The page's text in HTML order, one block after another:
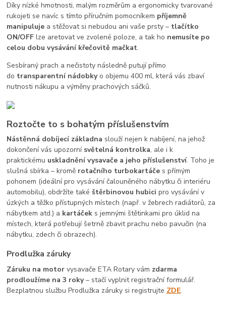
Díky nízké hmotnosti, malým rozměrům a ergonomicky tvarované
rukojeti se navíc s tímto příručním pomocníkem příjemně
manipuluje a stěžovat si nebudou ani vaše prsty – tlačítko
ON/OFFlze aretovat ve zvolené poloze, a tak ho nemusíte po
celou dobu vysávání křečovitě mačkat.
Sesbíraný prach a nečistoty následně putují přímo
do transparentní nádobkyo objemu 400 ml, která vás zbaví
nutnosti nákupu a výměny prachových sáčků.
Roztočte to s bohatým příslušenstvím
Nástěnná dobíjecí základna slouží nejen k nabíjení, na jehož
dokončení vás upozorní světelná kontrolka, ale i k
praktickému uskladnění vysavače a jeho příslušenství. Toho je
slušná sbírka – kromě rotačního turbokartáče s přímým
pohonem (ideální pro vysávání čalouněného nábytku či interiéru
automobilu), obdržíte takéštěrbinovou hubici pro vysávání v
úzkých a těžko přístupných místech (např. v žebrech radiátorů, za
nábytkem atd.) a kartáček s jemnými štětinkami pro úklid na
místech, která potřebují šetrně zbavit prachu nebo pavučin (na
nábytku, zdech či obrazech).
Prodlužka záruky
Záruku na motorvysavače ETA Rotary vám zdarma
prodloužíme na 3 roky– stačí vyplnit registrační formulář.
Bezplatnou službu Prodlužka záruky si registrujte ZDE.